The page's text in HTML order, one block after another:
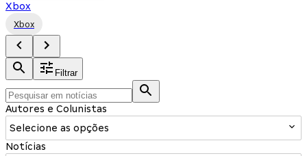
Xbox
Xbox
Filtrar
Autores e Colunistas
Selecione as opções
Notícias